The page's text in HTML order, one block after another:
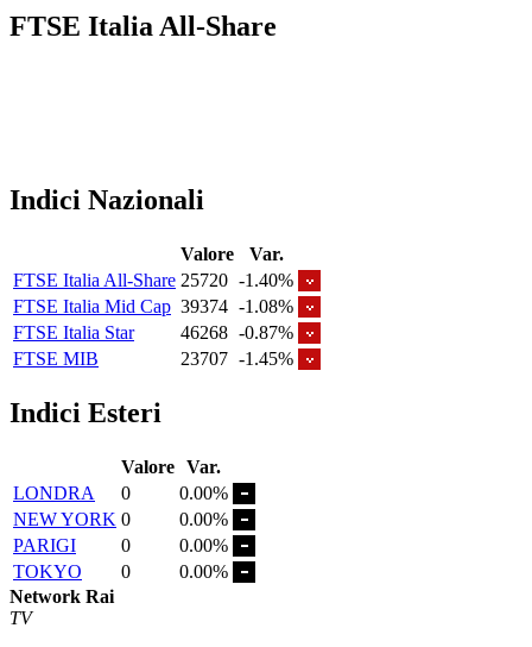
FTSE Italia All-Share
Indici Nazionali
Valore
Var.
FTSE Italia All-Share 25720 -1.40%
FTSE Italia Mid Cap 39374 -1.08%
FTSE Italia Star
46268 -0.87%
FTSE MIB
23707 -1.45%
Indici Esteri
Valore Var.
LONDRA
0
0.00%
NEW YORK 0
0.00%
PARIGI
0
0.00%
TOKYO
0
0.00%
Network Rai
TV